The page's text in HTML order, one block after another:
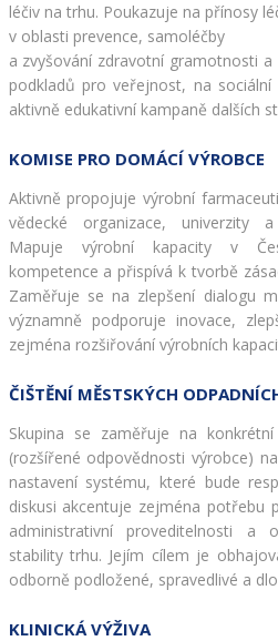
léčiv na trhu. Poukazuje na přínosy
v oblasti prevence, samoléčby
a zvyšování zdravotní gramotnosti
podkladů pro veřejnost, na
aktivně edukativní kampaně dalších
KOMISE PRO DOMÁCÍ VÝROBCE
Aktivně propojuje výrobní
vědecké organizace, univerzity
Mapuje výrobní kapacity v
kompetence a přispívá k tvorbě
Zaměřuje se na zlepšení dialogu
významně podporuje inovace,
zejména rozšiřování výrobních kapacit
ČIŠTĚNÍ MĚSTSKÝCH
Skupina se zaměřuje na
(rozšířené odpovědnosti výrobce)
nastavení systému, které bude
diskusi akcentuje zejména potřebu
administrativní proveditelnosti a
stability trhu. Jejím cílem je
odborně podložené, spravedlivé a
KLINICKÁ VÝŽIVA